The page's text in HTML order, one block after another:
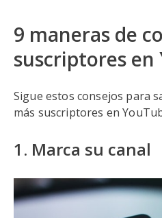
9 maneras de
suscriptores en
Sigue estos consejos para
más suscriptores en
1. Marca su canal